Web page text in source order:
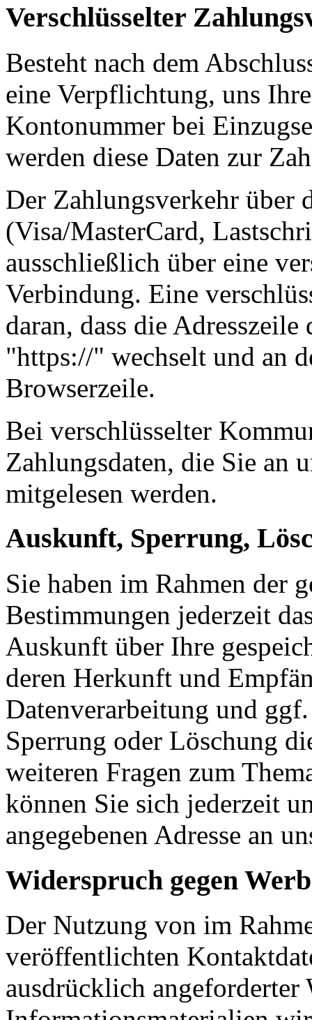
Verschlüsselter
Besteht nach dem
eine Verpflichtung, uns
Kontonummer bei
werden diese Daten zur
Der Zahlungsverkehr über
(Visa/MasterCard,
ausschließlich über eine
Verbindung. Eine
daran, dass die
"https://" wechselt und an
Browserzeile.
Bei verschlüsselter
Zahlungsdaten, die Sie an
mitgelesen werden.
Auskunft, Sperrung,
Sie haben im Rahmen der
Bestimmungen jederzeit
Auskunft über Ihre
deren Herkunft und
Datenverarbeitung und
Sperrung oder Löschung
weiteren Fragen zum
können Sie sich jederzeit
angegebenen Adresse an
Widerspruch gegen
Der Nutzung von im
veröffentlichten
ausdrücklich angeforderter